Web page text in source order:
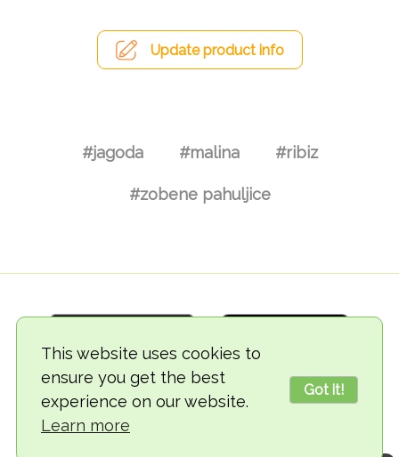
This website uses cookies to
ensure you get the best
experience on our website.
Learn more
Got it!
Update product info
#jagoda #malina #ribiz
#zobene pahuljice
© 2018-2026 TheVegCat